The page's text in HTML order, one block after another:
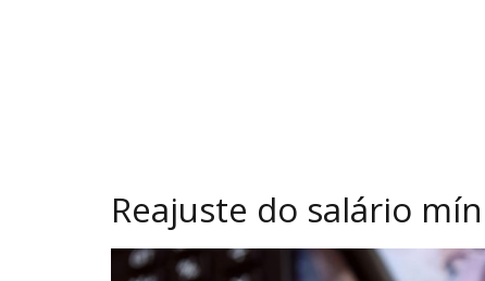
Reajuste do salário